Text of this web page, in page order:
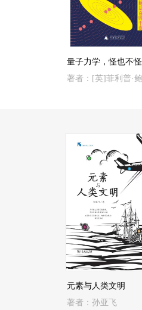
量子力学，怪也不怪
元素与人类文明
著者：孙亚飞